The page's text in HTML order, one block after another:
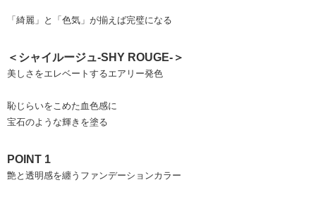
「綺麗」と「色気」が揃えば完璧になる
＜シャイルージュ-SHY ROUGE-＞
美しさをエレベートするエアリー発色
恥じらいをこめた血色感に
宝石のような輝きを塗る
POINT 1
艶と透明感を纏うファンデーションカラー